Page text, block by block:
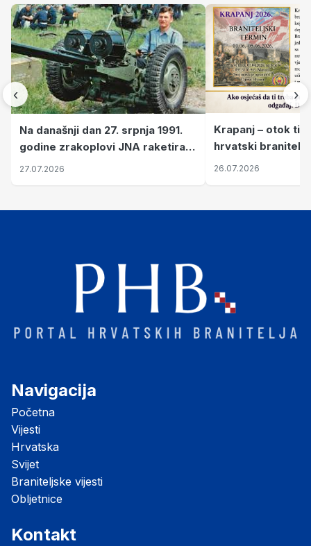
‹
Na današnji dan 27. srpnja 1991.
godine zrakoplovi JNA raketirali
su vojarnu i obučni centar "Nikola
27.07.2026
Krapanj – otok
hrvatski branitelji
pronalaze mir
26.07.2026
›
Navigacija
Početna
Vijesti
Hrvatska
Svijet
Braniteljske vijesti
Obljetnice
Kontakt